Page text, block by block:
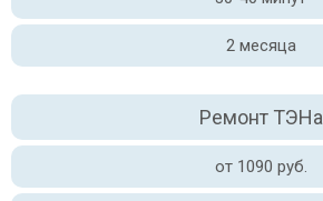
2 месяца
Ремонт ТЭНа
от 1090 руб.